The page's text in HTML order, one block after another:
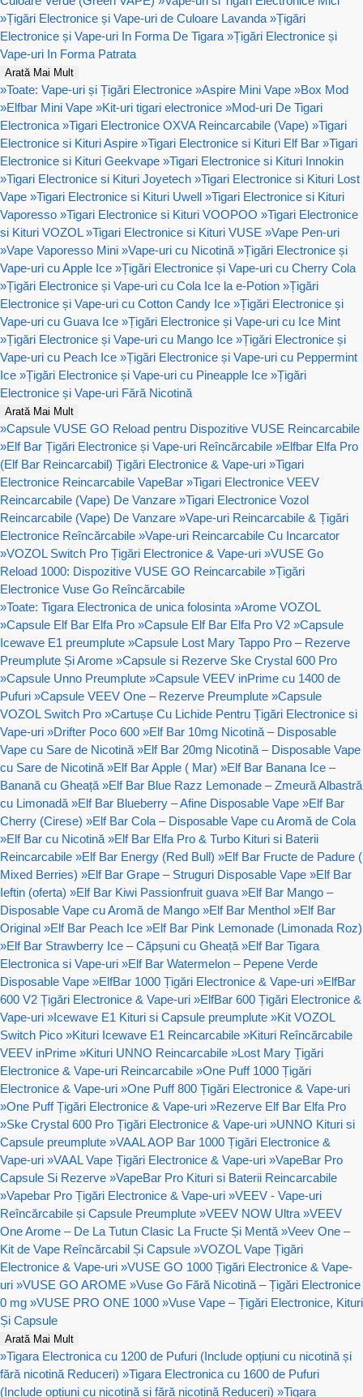
»Țigări Electronice și Vape-uri de Culoare Lavanda »Țigări
Electronice și Vape-uri In Forma De Tigara »Țigări Electronice și
Vape-uri In Forma Patrata
Arată Mai Mult
»Toate: Vape-uri și Țigări Electronice »Aspire Mini Vape »Box Mod
»Elfbar Mini Vape »Kit-uri tigari electronice »Mod-uri De Tigari
Electronica »Tigari Electronice OXVA Reincarcabile (Vape) »Tigari
Electronice si Kituri Aspire »Tigari Electronice si Kituri Elf Bar »Tigari
Electronice si Kituri Geekvape »Tigari Electronice si Kituri Innokin
»Tigari Electronice si Kituri Joyetech »Tigari Electronice si Kituri Lost
Vape »Tigari Electronice si Kituri Uwell »Tigari Electronice si Kituri
Vaporesso »Tigari Electronice si Kituri VOOPOO »Tigari Electronice
si Kituri VOZOL »Tigari Electronice si Kituri VUSE »Vape Pen-uri
»Vape Vaporesso Mini »Vape-uri cu Nicotină »Țigări Electronice și
Vape-uri cu Apple Ice »Țigări Electronice și Vape-uri cu Cherry Cola
»Țigări Electronice și Vape-uri cu Cola Ice la e-Potion »Țigări
Electronice și Vape-uri cu Cotton Candy Ice »Țigări Electronice și
Vape-uri cu Guava Ice »Țigări Electronice și Vape-uri cu Ice Mint
»Țigări Electronice și Vape-uri cu Mango Ice »Țigări Electronice și
Vape-uri cu Peach Ice »Țigări Electronice și Vape-uri cu Peppermint
Ice »Țigări Electronice și Vape-uri cu Pineapple Ice »Țigări
Electronice și Vape-uri Fără Nicotină
Arată Mai Mult
»Capsule VUSE GO Reload pentru Dispozitive VUSE Reincarcabile
»Elf Bar Țigări Electronice și Vape-uri Reîncărcabile »Elfbar Elfa Pro
(Elf Bar Reincarcabil) Țigări Electronice & Vape-uri »Tigari
Electronice Reincarcabile VapeBar »Tigari Electronice VEEV
Reincarcabile (Vape) De Vanzare »Tigari Electronice Vozol
Reincarcabile (Vape) De Vanzare »Vape-uri Reincarcabile & Țigări
Electronice Reîncărcabile »Vape-uri Reincarcabile Cu Incarcator
»VOZOL Switch Pro Țigări Electronice & Vape-uri »VUSE Go
Reload 1000: Dispozitive VUSE GO Reincarcabile »Țigări
Electronice Vuse Go Reîncărcabile
»Toate: Tigara Electronica de unica folosinta »Arome VOZOL
»Capsule Elf Bar Elfa Pro »Capsule Elf Bar Elfa Pro V2 »Capsule
Icewave E1 preumplute »Capsule Lost Mary Tappo Pro – Rezerve
Preumplute Și Arome »Capsule si Rezerve Ske Crystal 600 Pro
»Capsule Unno Preumplute »Capsule VEEV inPrime cu 1400 de
Pufuri »Capsule VEEV One – Rezerve Preumplute »Capsule
VOZOL Switch Pro »Cartușe Cu Lichide Pentru Țigări Electronice si
Vape-uri »Drifter Poco 600 »Elf Bar 10mg Nicotină – Disposable
Vape cu Sare de Nicotină »Elf Bar 20mg Nicotină – Disposable Vape
cu Sare de Nicotină »Elf Bar Apple ( Mar) »Elf Bar Banana Ice –
Banană cu Gheață »Elf Bar Blue Razz Lemonade – Zmeură Albastră
cu Limonadă »Elf Bar Blueberry – Afine Disposable Vape »Elf Bar
Cherry (Cirese) »Elf Bar Cola – Disposable Vape cu Aromă de Cola
»Elf Bar cu Nicotină »Elf Bar Elfa Pro & Turbo Kituri si Baterii
Reincarcabile »Elf Bar Energy (Red Bull) »Elf Bar Fructe de Padure (
Mixed Berries) »Elf Bar Grape – Struguri Disposable Vape »Elf Bar
Ieftin (oferta) »Elf Bar Kiwi Passionfruit guava »Elf Bar Mango –
Disposable Vape cu Aromă de Mango »Elf Bar Menthol »Elf Bar
Original »Elf Bar Peach Ice »Elf Bar Pink Lemonade (Limonada Roz)
»Elf Bar Strawberry Ice – Căpșuni cu Gheață »Elf Bar Tigara
Electronica si Vape-uri »Elf Bar Watermelon – Pepene Verde
Disposable Vape »ElfBar 1000 Țigări Electronice & Vape-uri »ElfBar
600 V2 Țigări Electronice & Vape-uri »ElfBar 600 Țigări Electronice &
Vape-uri » Icewave E1 Kituri si Capsule preumplute »Kit VOZOL
Switch Pico »Kituri Icewave E1 Reincarcabile »Kituri Reîncărcabile
VEEV inPrime »Kituri UNNO Reincarcabile »Lost Mary Țigări
Electronice & Vape-uri Reincarcabile »One Puff 1000 Țigări
Electronice & Vape-uri »One Puff 800 Țigări Electronice & Vape-uri
»One Puff Țigări Electronice & Vape-uri »Rezerve Elf Bar Elfa Pro
»Ske Crystal 600 Pro Țigări Electronice & Vape-uri »UNNO Kituri si
Capsule preumplute »VAAL AOP Bar 1000 Țigări Electronice &
Vape-uri »VAAL Vape Țigări Electronice & Vape-uri »VapeBar Pro
Capsule Si Rezerve »VapeBar Pro Kituri si Baterii Reincarcabile
»Vapebar Pro Țigări Electronice & Vape-uri »VEEV - Vape-uri
Reîncărcabile și Capsule Preumplute »VEEV NOW Ultra »VEEV
One Arome – De La Tutun Clasic La Fructe Și Mentă »Veev One –
Kit de Vape Reîncărcabil Și Capsule »VOZOL Vape Țigări
Electronice & Vape-uri »VUSE GO 1000 Țigări Electronice & Vape-
uri »VUSE GO AROME »Vuse Go Fără Nicotină – Țigări Electronice
0 mg »VUSE PRO ONE 1000 »Vuse Vape – Țigări Electronice, Kituri
Și Capsule
Arată Mai Mult
»Tigara Electronica cu 1200 de Pufuri (Include opțiuni cu nicotină și
fără nicotină Reduceri) »Tigara Electronica cu 1600 de Pufuri
(Include opțiuni cu nicotină și fără nicotină Reduceri) »Tigara